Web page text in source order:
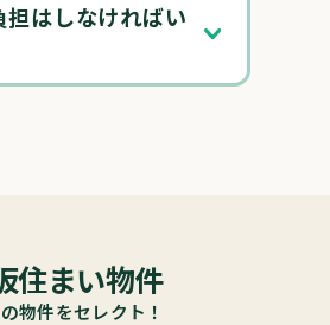
はしなければい
住まい物件
物件をセレクト！